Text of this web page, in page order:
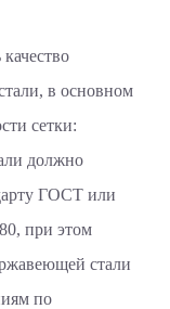
в основном
сетки:
должно
ГОСТ или
при этом
стали
по